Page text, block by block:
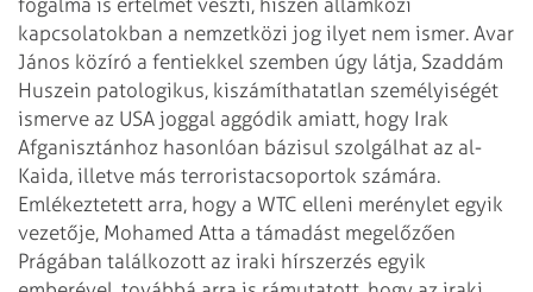
kapcsolatokban a nemzetközi jog ilyet nem ismer. Avar
János közíró a fentiekkel szemben úgy látja, Szaddám
Huszein patologikus, kiszámíthatatlan személyiségét
ismerve az USA joggal aggódik amiatt, hogy Irak
Afganisztánhoz hasonlóan bázisul szolgálhat az al-
Kaida, illetve más terroristacsoportok számára.
Emlékeztetett arra, hogy a WTC elleni merénylet egyik
vezetője, Mohamed Atta a támadást megelőzően
Prágában találkozott az iraki hírszerzés egyik